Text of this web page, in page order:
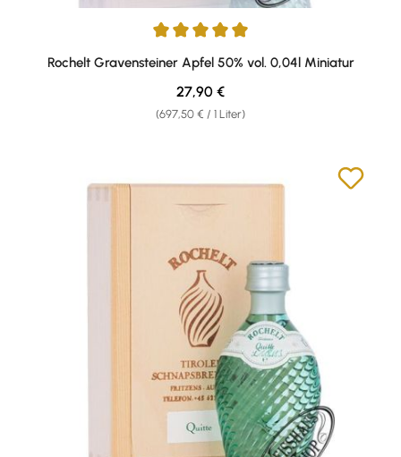
Durchschnittliche Bewertung von 5 von 5 Sternen
Rochelt Gravensteiner Apfel 50% vol. 0,04l Miniatur
(697,50 € / 1 Liter)
Regulärer Preis:
27,90 €